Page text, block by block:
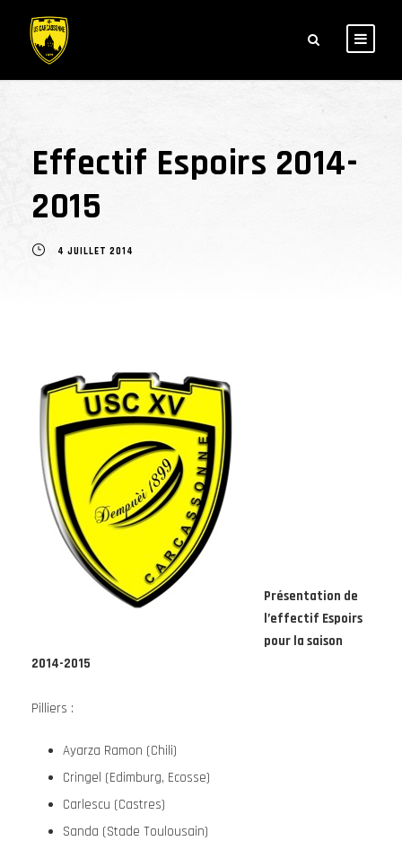
Effectif Espoirs 2014-
2015
4 JUILLET 2014
Présentation de
l’effectif Espoirs
pour la saison
2014-2015
Pilliers :
Ayarza Ramon (Chili)
Cringel (Edimburg, Ecosse)
Carlescu (Castres)
Sanda (Stade Toulousain)